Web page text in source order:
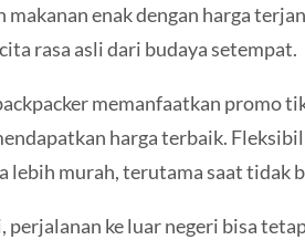
makanan enak dengan harga
rasa asli dari budaya setempat.
memanfaatkan promo
harga terbaik.
lebih murah, terutama saat tidak
perjalanan ke luar negeri bisa